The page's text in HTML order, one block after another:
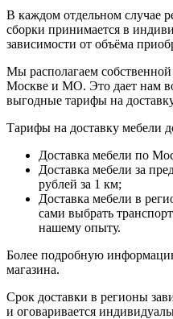
В каждом отдельном случае
сборки принимается в
зависимости от объёма
Мы располагаем
Москве и МО. Это дает нам
выгодные тарифы на
Тарифы на доставку мебели
Доставка мебели по
Доставка мебели за
рублей за 1 км;
Доставка мебели в
сами выбрать
нашему опыту.
Более подробную
магазина.
Срок доставки в регионы
и оговаривается